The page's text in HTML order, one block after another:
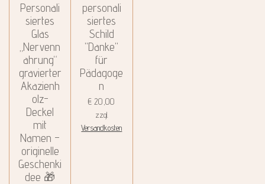
Personali
siertes
Glas
„Nervenn
ahrung“
gravierter
Akazienh
olz-
Deckel
mit
Namen –
originelle
Geschenki
dee 🎁
personali
siertes
Schild
"Danke"
für
Pädagoge
n
€ 20,00
zzgl.
Versandkosten